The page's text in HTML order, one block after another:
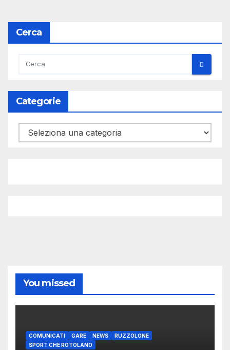
Cerca
Categorie
Categorie
You missed
COMUNICATI GARE NEWS
RUZZOLONE
SPORT CHE ROTOLANO